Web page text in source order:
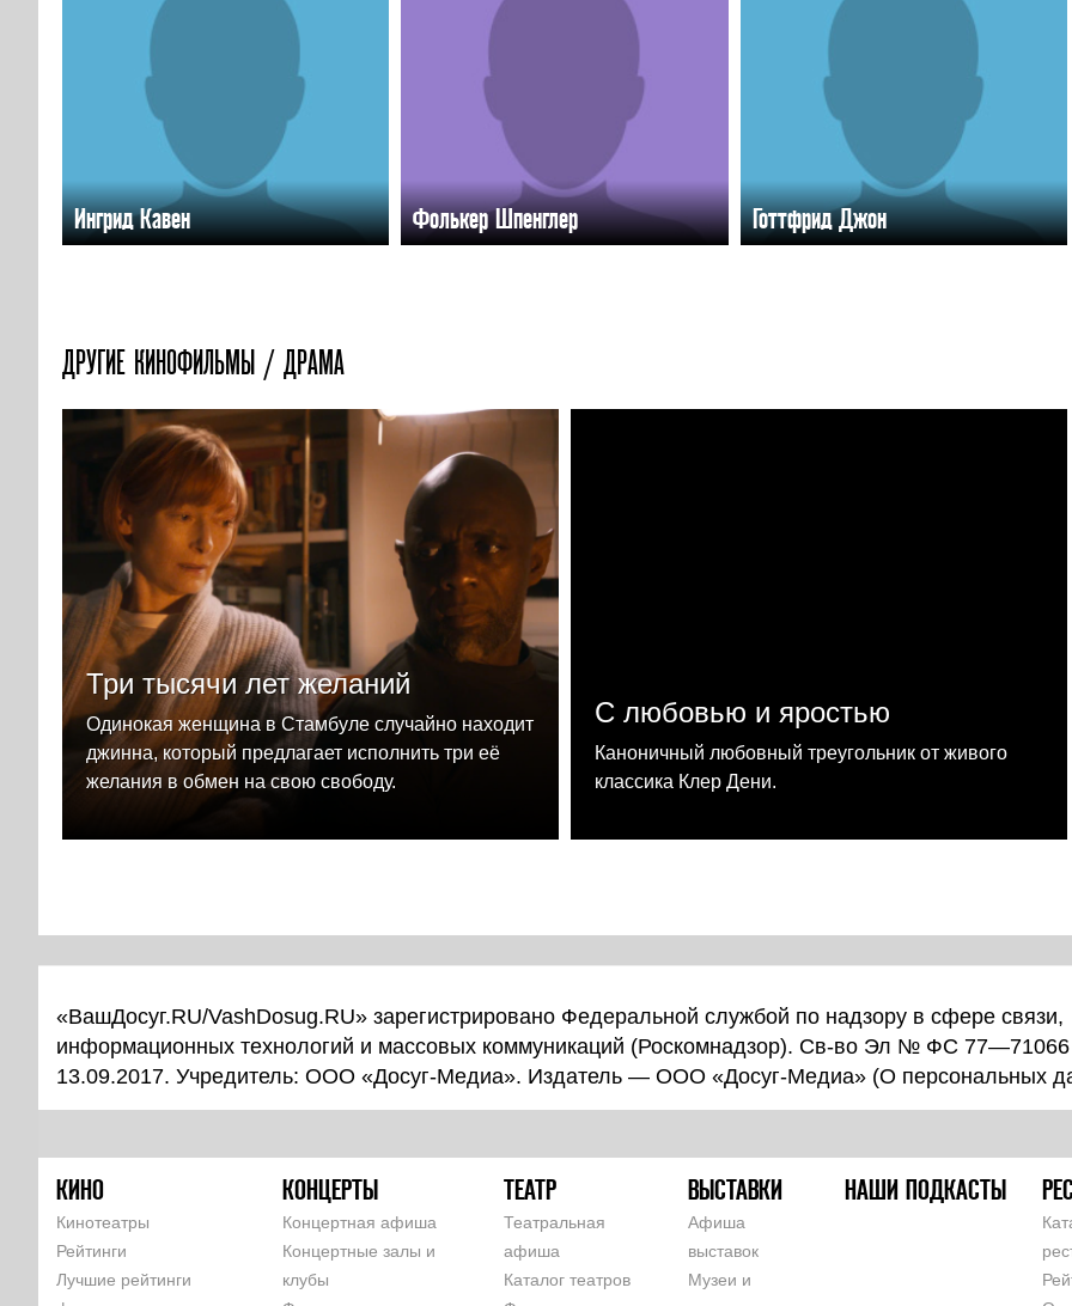
Ингрид Кавен Фолькер Шпенглер Готтфрид Джон
ДРУГИЕ КИНОФИЛЬМЫ / ДРАМА
Три тысячи лет желаний
Одинокая женщина в Стамбуле случайно находит
джинна, который предлагает исполнить три её
желания в обмен на свою свободу.
С любовью и яростью
Каноничный любовный треугольник от живого
классика Клер Дени.
«ВашДосуг.RU/VashDosug.RU» зарегистрировано Федеральной службой по надзору в сфере связи,
информационных технологий и массовых коммуникаций (Роскомнадзор). Св-во Эл № ФС 77—71066
13.09.2017. Учредитель: ООО «Досуг-Медиа». Издатель — ООО «Досуг-Медиа» (О персональных
КИНО
Кинотеатры
Рейтинги
Лучшие рейтинги
КОНЦЕРТЫ
Концертная афиша
Концертные залы и
клубы
ТЕАТР
Театральная
афиша
Каталог театров
ВЫСТАВКИ
Афиша
выставок
Музеи и
НАШИ ПОДКАСТЫ